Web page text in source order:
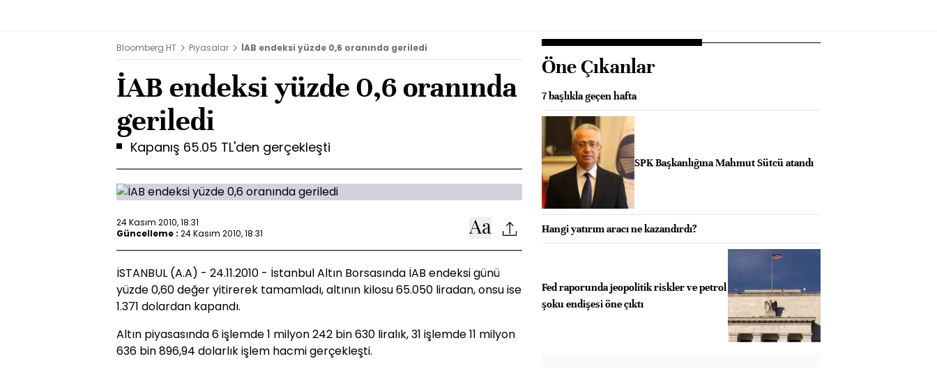
Bloomberg HT Piyasalar İAB endeksi yüzde 0,6 oranında geriledi
İAB endeksi yüzde 0,6 oranında
geriledi
Kapanış 65.05 TL'den gerçekleşti
24 Kasım 2010, 18:31
Güncelleme : 24 Kasım 2010, 18:31
İSTANBUL (A.A) - 24.11.2010 - İstanbul Altın Borsasında İAB endeksi günü
yüzde 0,60 değer yitirerek tamamladı, altının kilosu 65.050 liradan, onsu ise
1.371 dolardan kapandı.
Altın piyasasında 6 işlemde 1 milyon 242 bin 630 liralık, 31 işlemde 11 milyon
636 bin 896,94 dolarlık işlem hacmi gerçekleşti.
Öne Çıkanlar
7 başlıkla geçen hafta
SPK Başkanlığına Mahmut Sütcü atandı
Hangi yatırım aracı ne kazandırdı?
Fed raporunda jeopolitik riskler ve petrol
şoku endişesi öne çıktı